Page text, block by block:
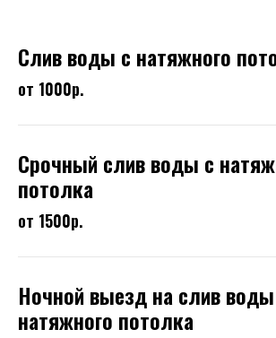
Слив воды с натяжного
от 1000р.
Срочный слив воды с
потолка
от 1500р.
Ночной выезд на слив
натяжного потолка